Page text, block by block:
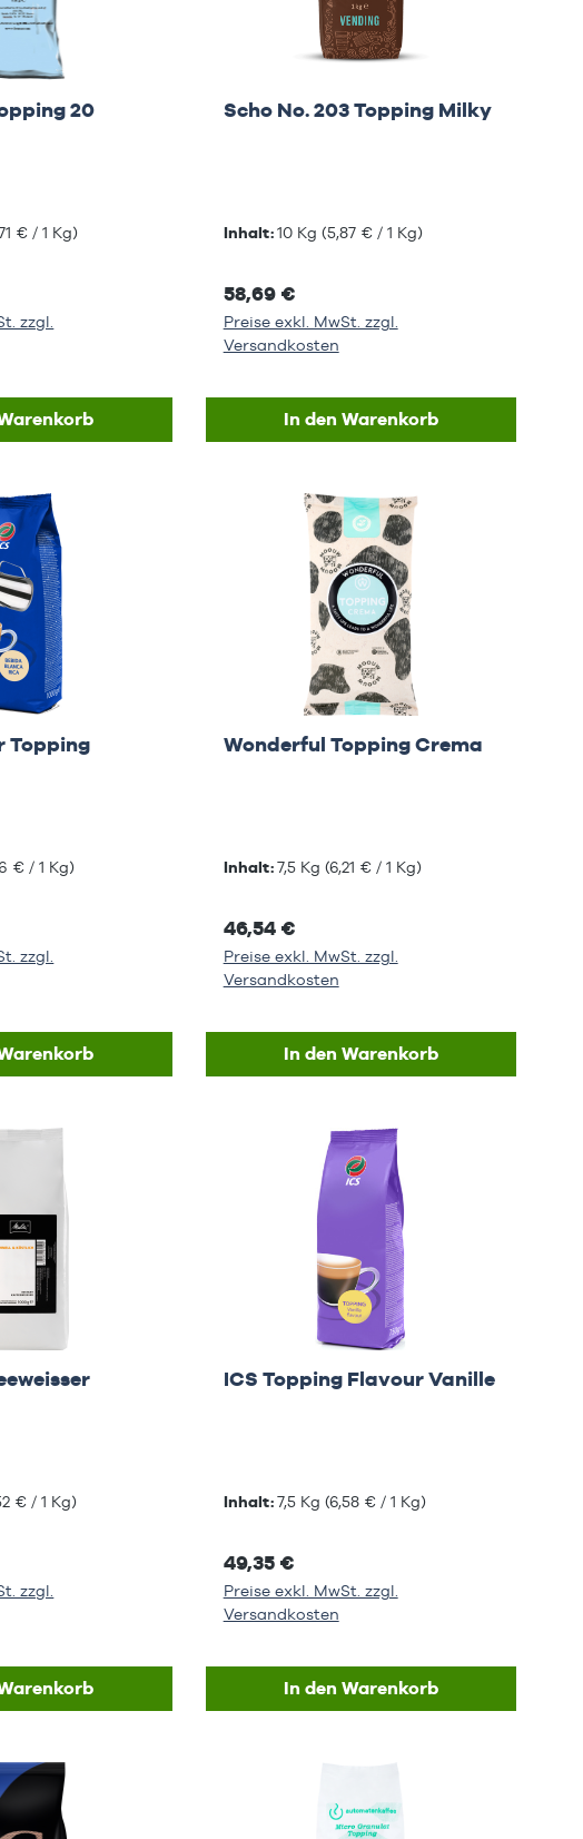
20
€ / 1 Kg)
zzgl.
Scho No. 203 Topping Milky
Inhalt:10 Kg (5,87 € / 1 Kg)
58,69 €
Preise exkl. MwSt. zzgl.
Versandkosten
In den Warenkorb
Topping
€ / 1 Kg)
zzgl.
Wonderful Topping Crema
Inhalt:7,5 Kg (6,21 € / 1 Kg)
46,54 €
Preise exkl. MwSt. zzgl.
Versandkosten
In den Warenkorb
€ / 1 Kg)
zzgl.
ICS Topping Flavour Vanille
Inhalt:7,5 Kg (6,58 € / 1 Kg)
49,35 €
Preise exkl. MwSt. zzgl.
Versandkosten
In den Warenkorb